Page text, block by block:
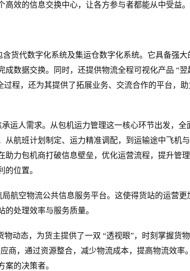
效的信息交换中心，让各方参与者都能从中受益。
货代数字化系统及集运仓数字化系统。它具备强大
数据交换。同时，还提供物流全程可视化产品 “翌
程，还为其提供了拓展业务、交流合作的平台，助
运人需求。从包机运力管理这一核心环节出发，全
航班计划制定、运力精准调配，到运输途中飞机
力包机商打破信息壁垒，优化运营流程，提升管
位置。
航空物流公共信息服务平台。这使得货站的运营更
处理效率与服务质量。
动态，为货主提供了一双 “透视眼”，时刻掌握货
商，通过资源整合，减少物流成本，提高物流效率
的决策者。